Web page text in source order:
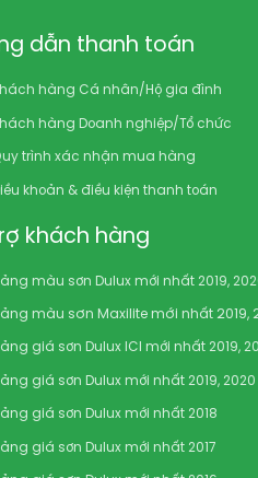
dẫn thanh toán
hàng Cá nhân/Hộ gia đình
hàng Doanh nghiệp/Tổ chức
trình xác nhận mua hàng
khoản & điều kiện thanh toán
khách hàng
màu sơn Dulux mới nhất 2019,
màu sơn Maxilite mới nhất 2019,
giá sơn Dulux ICI mới nhất 2019,
giá sơn Dulux mới nhất 2019, 2020
giá sơn Dulux mới nhất 2018
giá sơn Dulux mới nhất 2017